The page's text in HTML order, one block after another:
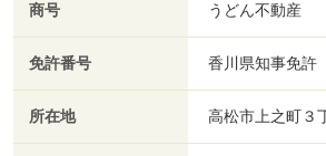
商号 うどん不動産
免許番号 香川県知事免許
所在地 高松市上之町３